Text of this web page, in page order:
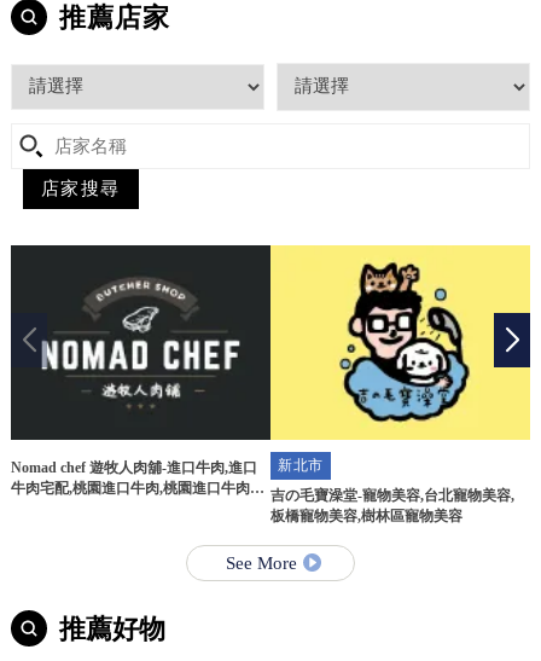
推薦店家
Nomad chef 遊牧人肉舖-進口牛肉,進口
牛肉宅配,桃園進口牛肉,桃園進口牛肉宅
新北市
吉の毛寶澡堂-寵物美容,台北寵物美容,
板橋寵物美容,樹林區寵物美容
See More
推薦好物